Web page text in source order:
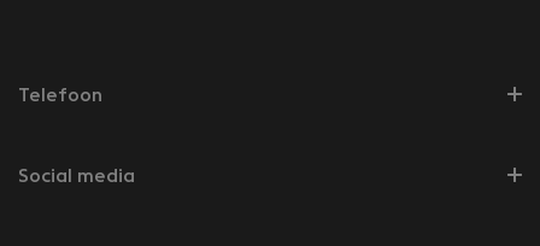
Telefoon
Social media